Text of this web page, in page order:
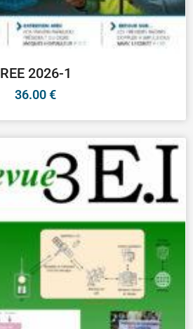
REE 2026-1
36.00€